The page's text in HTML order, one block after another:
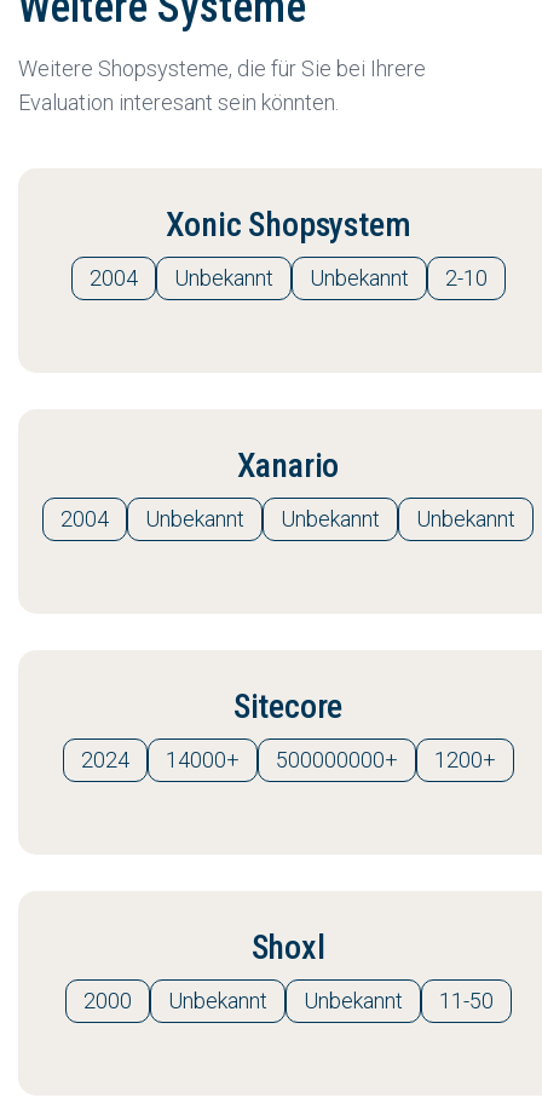
Weitere Shopsysteme, die für Sie bei Ihrere
Evaluation interesant sein könnten.
Xonic Shopsystem
2004 Unbekannt Unbekannt 2-10
Xanario
2004 Unbekannt Unbekannt Unbekannt
Sitecore
2024 14000+ 500000000+ 1200+
Shoxl
2000 Unbekannt Unbekannt 11-50